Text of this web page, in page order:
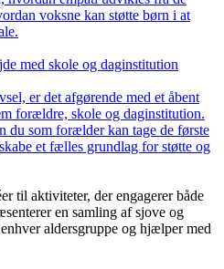
voksne kan støtte børn i at
med skole og daginstitution
er det afgørende med et åbent
forældre, skole og daginstitution.
du som forælder kan tage de første
et fælles grundlag for støtte og
til aktiviteter, der engagerer både
en samling af sjove og
aldersgruppe og hjælper med